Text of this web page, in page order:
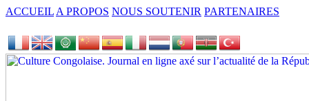
ACCUEIL A PROPOS NOUS SOUTENIR PARTENAIRES